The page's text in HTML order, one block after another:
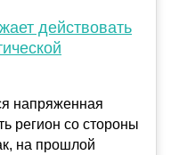
действовать
напряженная
регион со стороны
на прошлой